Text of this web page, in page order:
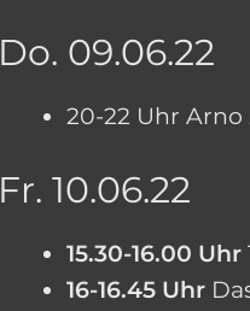
Do. 09.06.22
20-22 Uhr Arno
Fr. 10.06.22
15.30-16.00 Uhr
16-16.45 Uhr